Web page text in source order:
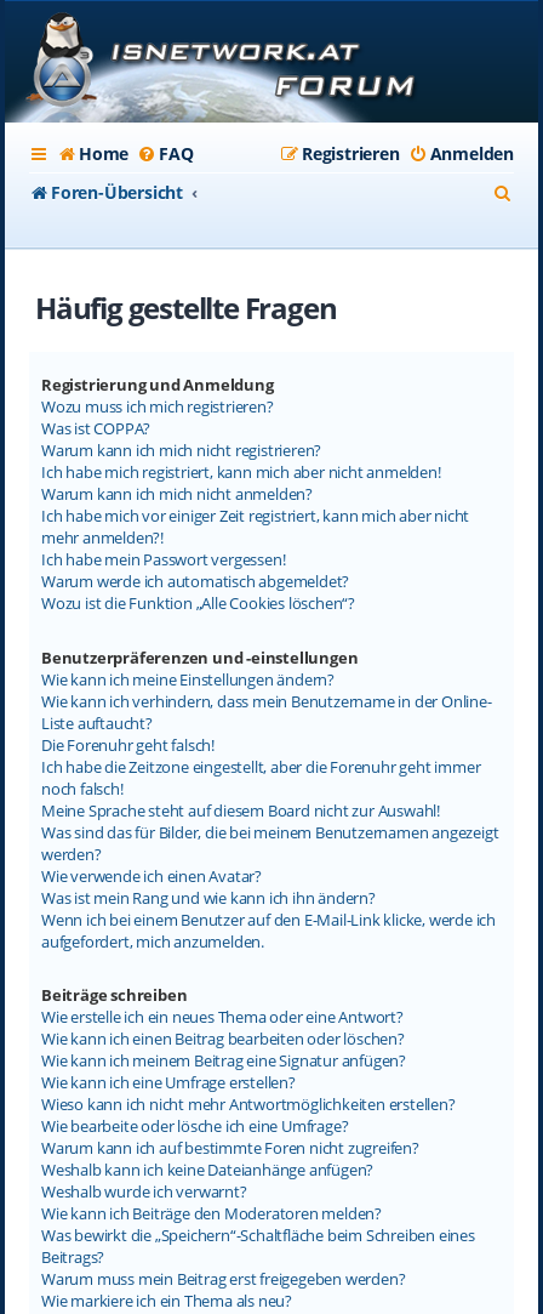
Home FAQ Anmelden
Registrieren
Foren-Übersicht
Häufig gestellte Fragen
Registrierung und Anmeldung
Wozu muss ich mich registrieren?
Was ist COPPA?
Warum kann ich mich nicht registrieren?
Ich habe mich registriert, kann mich aber nicht anmelden!
Warum kann ich mich nicht anmelden?
Ich habe mich vor einiger Zeit registriert, kann mich aber nicht
mehr anmelden?!
Ich habe mein Passwort vergessen!
Warum werde ich automatisch abgemeldet?
Wozu ist die Funktion „Alle Cookies löschen“?
Benutzerpräferenzen und -einstellungen
Wie kann ich meine Einstellungen ändern?
Wie kann ich verhindern, dass mein Benutzername in der Online-
Liste auftaucht?
Die Forenuhr geht falsch!
Ich habe die Zeitzone eingestellt, aber die Forenuhr geht immer
noch falsch!
Meine Sprache steht auf diesem Board nicht zur Auswahl!
Was sind das für Bilder, die bei meinem Benutzernamen angezeigt
werden?
Wie verwende ich einen Avatar?
Was ist mein Rang und wie kann ich ihn ändern?
Wenn ich bei einem Benutzer auf den E-Mail-Link klicke, werde ich
aufgefordert, mich anzumelden.
Beiträge schreiben
Wie erstelle ich ein neues Thema oder eine Antwort?
Wie kann ich einen Beitrag bearbeiten oder löschen?
Wie kann ich meinem Beitrag eine Signatur anfügen?
Wie kann ich eine Umfrage erstellen?
Wieso kann ich nicht mehr Antwortmöglichkeiten erstellen?
Wie bearbeite oder lösche ich eine Umfrage?
Warum kann ich auf bestimmte Foren nicht zugreifen?
Weshalb kann ich keine Dateianhänge anfügen?
Weshalb wurde ich verwarnt?
Wie kann ich Beiträge den Moderatoren melden?
Was bewirkt die „Speichern“-Schaltfläche beim Schreiben eines
Beitrags?
Warum muss mein Beitrag erst freigegeben werden?
Wie markiere ich ein Thema als neu?